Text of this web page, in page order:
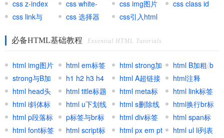
网页单位
important
css z-index
css white-
space
css img图片
css class id
css link与
css 选择器 css引入html
必备HTML基础教程 Essential HTML Tutorials
html img图片
标签
html em标签
(EM强调标签
html strong加
粗(strong标
签)
html B加粗(b
加粗标签
strong与B加
粗区别
h1 h2 h3 h4
标签 (html标
题标签)
html A超链接
锚文本
html注释
html head头
部标签
html title标题
标签
html meta标
签
html link标签
html i斜体标
签
html u下划线
标签
html s删除线
标签
html换行br标
签
html p段落标
签
p标签与br标
签区别
html div标签
元素
html span标
签
html font标签
html script标
html px em pt
html ul li列表